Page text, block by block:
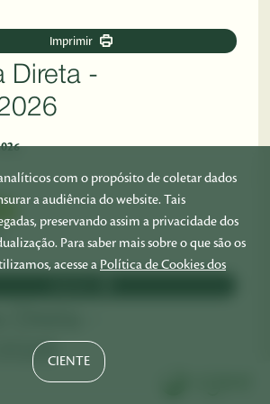
Imprimir
Direta -
com o propósito de coletar dados
a audiência do website. Tais
preservando assim a privacidade dos
Para saber mais sobre o que são os
acesse a Política de Cookies dos
CIENTE